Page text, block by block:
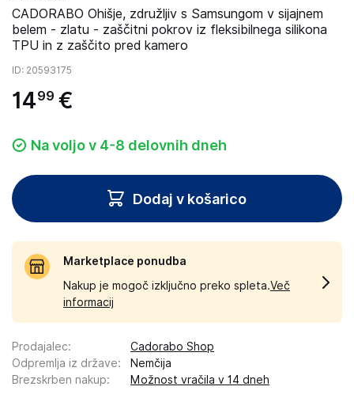
CADORABO Ohišje, združljiv s Samsungom v sijajnem
belem - zlatu - zaščitni pokrov iz fleksibilnega silikona
TPU in z zaščito pred kamero
ID: 20593175
1499 €
Na voljo v 4-8 delovnih dneh
Dodaj v košarico
Marketplace ponudba
Nakup je mogoč izključno preko spleta.Več
informacij
Prodajalec:
Cadorabo Shop
Odpremlja iz države:
Nemčija
Brezskrben nakup: Možnost vračila v 14 dneh